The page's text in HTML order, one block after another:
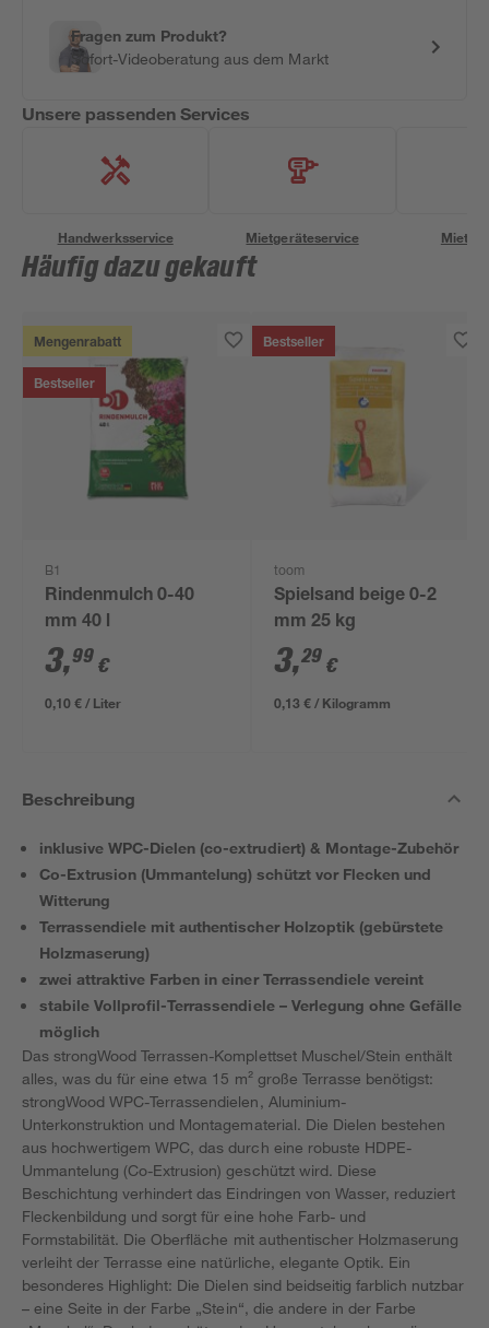
Fragen zum Produkt?
Sofort-Videoberatung aus dem Markt
Unsere passenden Services
Handwerksservice Mietgeräteservice
Häufig dazu gekauft
Mengenrabatt
Bestseller
B1
Rindenmulch 0-40
mm 40 l
3,99 €
0,10 € / Liter
Bestseller
toom
Spielsand beige 0-2
mm 25 kg
3,29 €
0,13 € / Kilogramm
Beschreibung
inklusive WPC-Dielen (co-extrudiert) & Montage-Zubehör
Co-Extrusion (Ummantelung) schützt vor Flecken und
Witterung
Terrassendiele mit authentischer Holzoptik (gebürstete
Holzmaserung)
zwei attraktive Farben in einer Terrassendiele vereint
stabile Vollprofil-Terrassendiele – Verlegung ohne Gefälle
möglich
Das strongWood Terrassen-Komplettset Muschel/Stein enthält
alles, was du für eine etwa 15 m² große Terrasse benötigst:
strongWood WPC-Terrassendielen, Aluminium-
Unterkonstruktion und Montagematerial. Die Dielen bestehen
aus hochwertigem WPC, das durch eine robuste HDPE-
Ummantelung (Co-Extrusion) geschützt wird. Diese
Beschichtung verhindert das Eindringen von Wasser, reduziert
Fleckenbildung und sorgt für eine hohe Farb- und
Formstabilität. Die Oberfläche mit authentischer Holzmaserung
verleiht der Terrasse eine natürliche, elegante Optik. Ein
besonderes Highlight: Die Dielen sind beidseitig farblich nutzbar
– eine Seite in der Farbe „Stein“, die andere in der Farbe